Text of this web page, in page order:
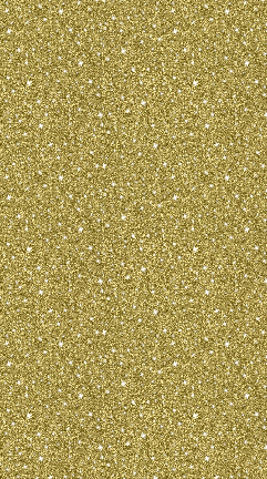
der
und eng
der
Haar lÃ¤nger
Pfoten werden
langen Haaren
mit sehr
fransenartigem
erwachsenen
die Fransen
Ohren
am KÃ¶rper
sein und nicht
Charakter